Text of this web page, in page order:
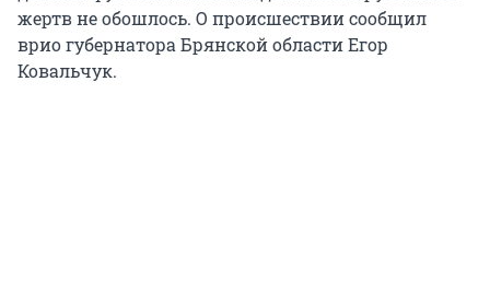
жертв не обошлось. О происшествии сообщил
врио губернатора Брянской области Егор
Ковальчук.